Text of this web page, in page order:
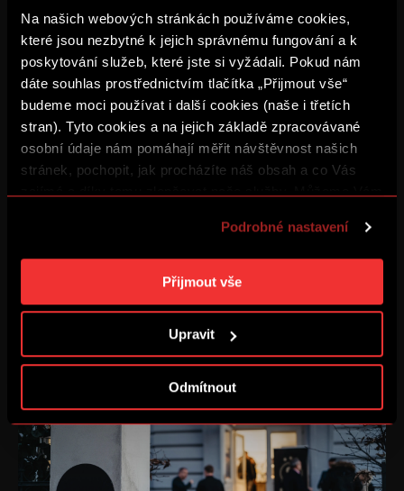
Na našich webových stránkách používáme cookies,
které jsou nezbytné k jejich správnému fungování a k
poskytování služeb, které jste si vyžádali. Pokud nám
dáte souhlas prostřednictvím tlačítka „Přijmout vše“
budeme moci používat i další cookies (naše i třetích
stran). Tyto cookies a na jejich základě zpracovávané
osobní údaje nám pomáhají měřit návštěvnost našich
stránek, pochopit, jak procházíte náš obsah a co Vás
reklamu na základě Vašich preferencí. Jednotlivé
cookies a účely zpracování si můžete nastavit v
„Podrobném nastavení“. Nastavení cookies si můžete
kdykoliv změnit. Jak takovou úpravu provést a další
Podrobné nastavení
Přijmout vše
Upravit
Odmítnout
KONTAKTY NA ČLENY
Seznam členů Sparta Business Club včetně kontaktních
údajů.